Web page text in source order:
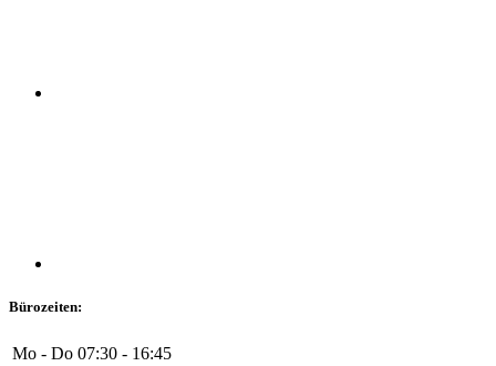
Bürozeiten:
Mo - Do 07:30 - 16:45